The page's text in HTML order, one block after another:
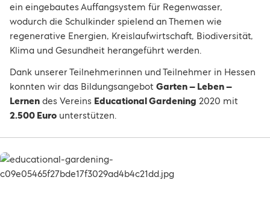
ein eingebautes Auffangsystem für Regenwasser,
wodurch die Schulkinder spielend an Themen wie
regenerative Energien, Kreislaufwirtschaft, Biodiversität,
Klima und Gesundheit herangeführt werden.
Dank unserer Teilnehmerinnen und Teilnehmer in Hessen
konnten wir das Bildungsangebot Garten – Leben –
Lernen des Vereins Educational Gardening 2020 mit
2.500 Euro unterstützen.